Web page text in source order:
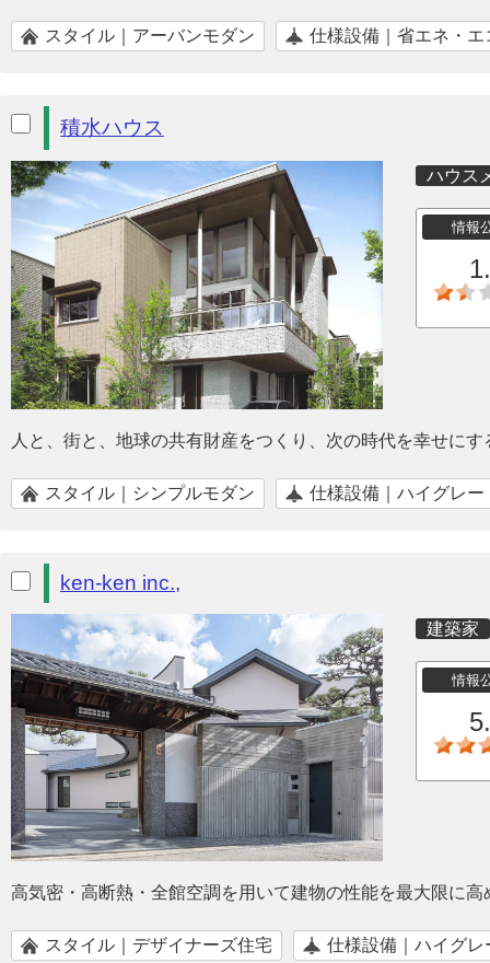
スタイル｜アーバンモダン 仕様設備｜省エネ・エ
積水ハウス
ハウス
情報
人と、街と、地球の共有財産をつくり、次の時代を幸せに
スタイル｜シンプルモダン 仕様設備｜ハイグレー
ken-ken inc.,
建築家
情報
高気密・高断熱・全館空調を用いて建物の性能を最大限に
スタイル｜デザイナーズ住宅 仕様設備｜ハイグレ